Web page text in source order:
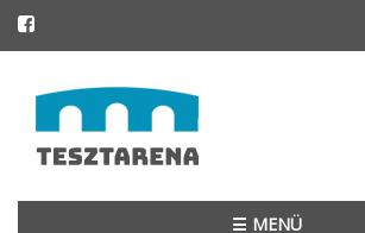
to
content
☰ MENÜ